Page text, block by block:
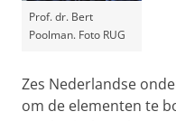
Prof. dr. Bert
Poolman. Foto RUG
Zes Nederlandse
om de elementen te